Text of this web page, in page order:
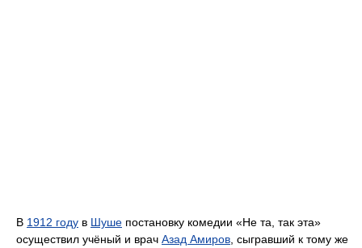
В 1912 году в Шуше постановку комедии «Не та, так эта»
осуществил учёный и врач Азад Амиров , сыгравший к тому же